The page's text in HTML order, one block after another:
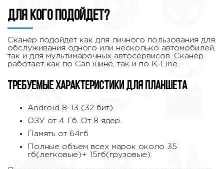
Для кого подойдет?
Сканер подойдет как для личного пользования для
обслуживания одного или несколько автомобилей,
так и для мультимарочных автосервисов. Сканер
работает как по Can шине, так и по K-Line.
Требуемые характеристики для планшета
Android 8-13 (32 бит).
ОЗУ от 4 Гб. От 8 ядер.
Память от 64гб
Полные объем всех марок около 35
гб(легковые)+ 15гб(грузовые).